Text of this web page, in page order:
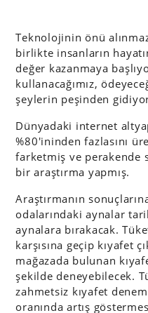
Teknolojinin önü
birlikte insanların
değer kazanmaya
kullanacağımız,
şeylerin peşinden
Dünyadaki internet
%80'ininden fazlasını
farketmiş ve perakende
bir araştırma yapmış.
Araştırmanın
odalarındaki aynalar
aynalara bırakacak.
karşısına geçip kıyafet
mağazada bulunan
şekilde deneyebilecek.
zahmetsiz kıyafet
oranında artış